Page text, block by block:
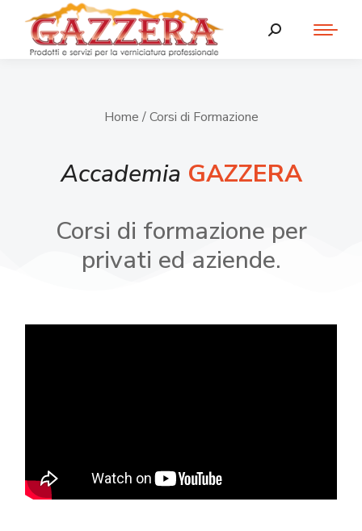
Home / Corsi di Formazione
Accademia GAZZERA
Corsi di formazione per
privati ed aziende.